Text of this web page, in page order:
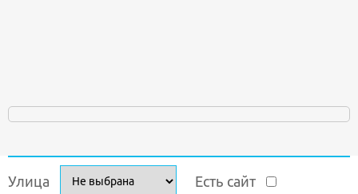
Улица Есть сайт